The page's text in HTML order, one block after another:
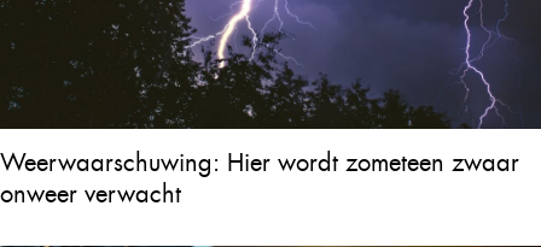
Weerwaarschuwing: Hier wordt zometeen zwaar
onweer verwacht